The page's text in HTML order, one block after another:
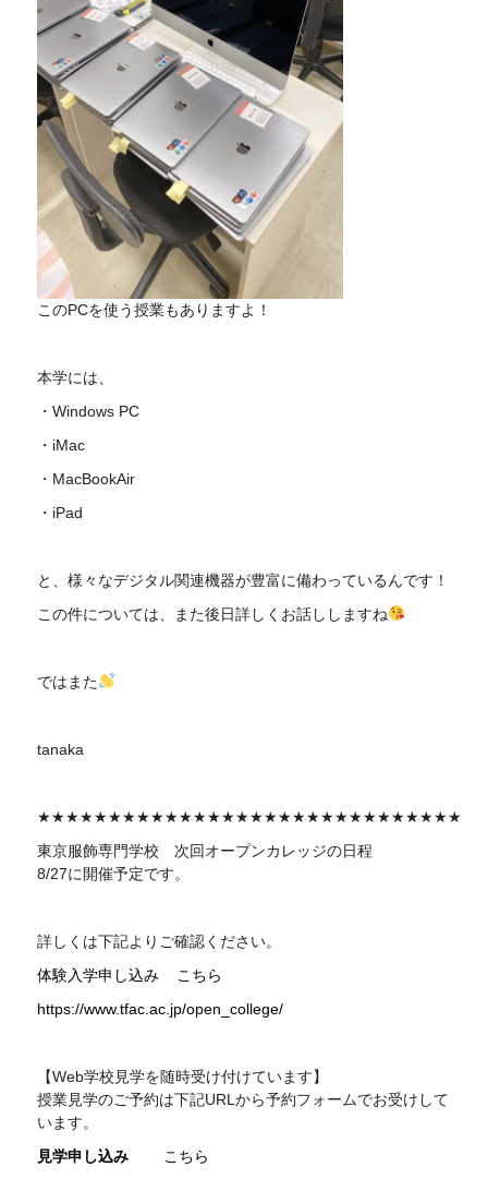
このPCを使う授業もありますよ！
本学には、
・Windows PC
・iMac
・MacBookAir
・iPad
と、様々なデジタル関連機器が豊富に備わっているんです！
この件については、また後日詳しくお話ししますね
ではまた
tanaka
★★★★★★★★★★★★★★★★★★★★★★★★★★★★★★
東京服飾専門学校 次回 オープンカレッジの日程
8/27に開催予定です。
詳しくは下記よりご確認ください。
体験入学申し込み
こちら
https://www.tfac.ac.jp/open_college/
【Web学校見学を随時受け付けています】
授業見学のご予約は下記URL から予約フォームでお受けして
います。
見学申し込み
こちら